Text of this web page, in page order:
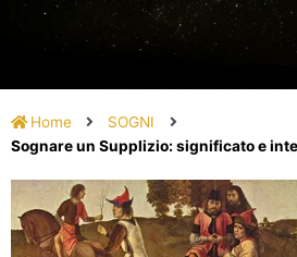
Home
SOGNI
Sognare un Supplizio: significato e